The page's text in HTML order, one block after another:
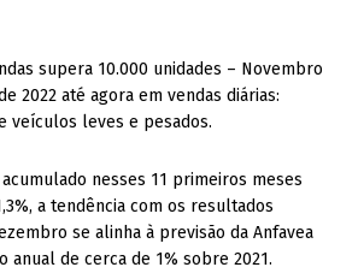
supera 10.000 unidades – Novembro
2022 até agora em vendas diárias:
veículos leves e pesados.
nesses 11 primeiros meses
a tendência com os resultados
se alinha à previsão da Anfavea
anual de cerca de 1% sobre 2021.